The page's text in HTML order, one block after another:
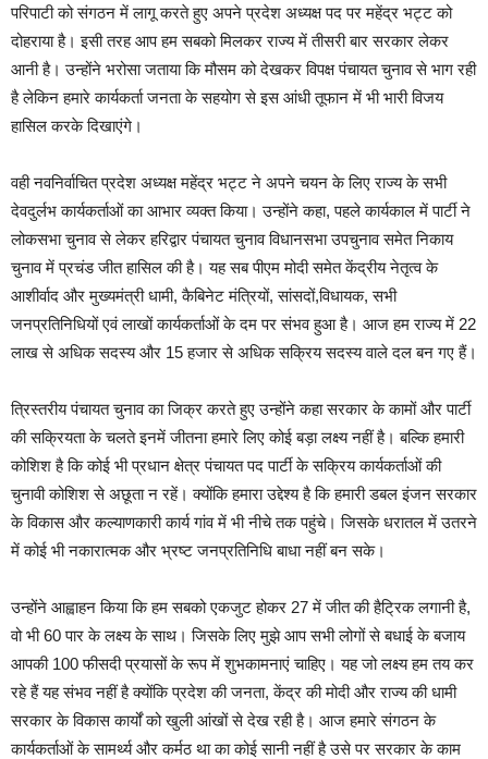
परिपाटी को संगठन में लागू करते हुए अपने प्रदेश अध्यक्ष पद पर महेंद्र भट्ट को
दोहराया है। इसी तरह आप हम सबको मिलकर राज्य में तीसरी बार सरकार लेकर
आनी है। उन्होंने भरोसा जताया कि मौसम को देखकर विपक्ष पंचायत चुनाव से भाग रही
है लेकिन हमारे कार्यकर्ता जनता के सहयोग से इस आंधी तूफान में भी भारी विजय
हासिल करके दिखाएंगे।
वही नवनिर्वाचित प्रदेश अध्यक्ष महेंद्र भट्ट ने अपने चयन के लिए राज्य के सभी
देवदुर्लभ कार्यकर्ताओं का आभार व्यक्त किया। उन्होंने कहा, पहले कार्यकाल में पार्टी ने
लोकसभा चुनाव से लेकर हरिद्वार पंचायत चुनाव विधानसभा उपचुनाव समेत निकाय
चुनाव में प्रचंड जीत हासिल की है। यह सब पीएम मोदी समेत केंद्रीय नेतृत्व के
आशीर्वाद और मुख्यमंत्री धामी, कैबिनेट मंत्रियों, सांसदों,विधायक, सभी
जनप्रतिनिधियों एवं लाखों कार्यकर्ताओं के दम पर संभव हुआ है। आज हम राज्य में 22
लाख से अधिक सदस्य और 15 हजार से अधिक सक्रिय सदस्य वाले दल बन गए हैं।
त्रिस्तरीय पंचायत चुनाव का जिक्र करते हुए उन्होंने कहा सरकार के कामों और पार्टी
की सक्रियता के चलते इनमें जीतना हमारे लिए कोई बड़ा लक्ष्य नहीं है। बल्कि हमारी
कोशिश है कि कोई भी प्रधान क्षेत्र पंचायत पद पार्टी के सक्रिय कार्यकर्ताओं की
चुनावी कोशिश से अछूता न रहें। क्योंकि हमारा उद्देश्य है कि हमारी डबल इंजन सरकार
के विकास और कल्याणकारी कार्य गांव में भी नीचे तक पहुंचे। जिसके धरातल में उतरने
में कोई भी नकारात्मक और भ्रष्ट जनप्रतिनिधि बाधा नहीं बन सके।
उन्होंने आह्वाहन किया कि हम सबको एकजुट होकर 27 में जीत की हैट्रिक लगानी है,
वो भी 60 पार के लक्ष्य के साथ। जिसके लिए मुझे आप सभी लोगों से बधाई के बजाय
आपकी 100 फीसदी प्रयासों के रूप में शुभकामनाएं चाहिए। यह जो लक्ष्य हम तय कर
रहे हैं यह संभव नहीं है क्योंकि प्रदेश की जनता, केंद्र की मोदी और राज्य की धामी
सरकार के विकास कार्यों को खुली आंखों से देख रही है। आज हमारे संगठन के
कार्यकर्ताओं के सामर्थ्य और कर्मठ था का कोई सानी नहीं है उसे पर सरकार के काम